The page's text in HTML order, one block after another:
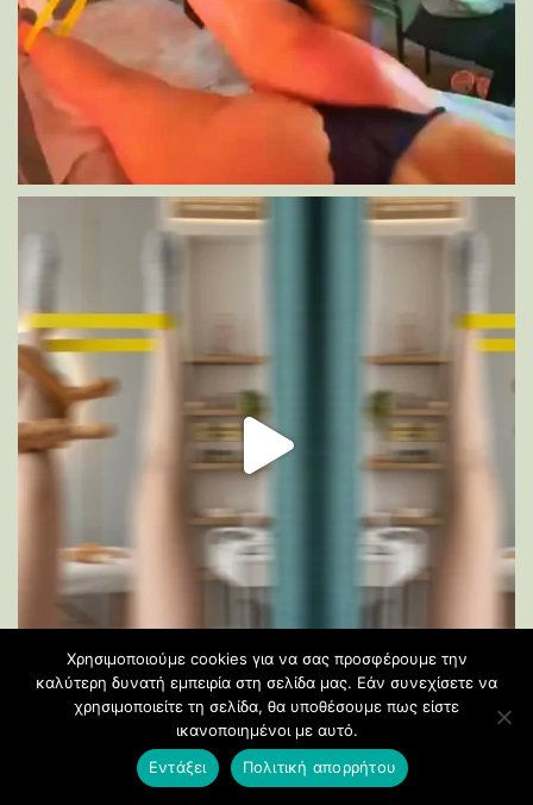
LOAD MORE... Follow on Instagram
Χρησιμοποιούμε cookies για να σας προσφέρουμε την
καλύτερη δυνατή εμπειρία στη σελίδα μας. Εάν συνεχίσετε να
χρησιμοποιείτε τη σελίδα, θα υποθέσουμε πως είστε
ικανοποιημένοι με αυτό.
Εντάξει
Πολιτική απορρήτου